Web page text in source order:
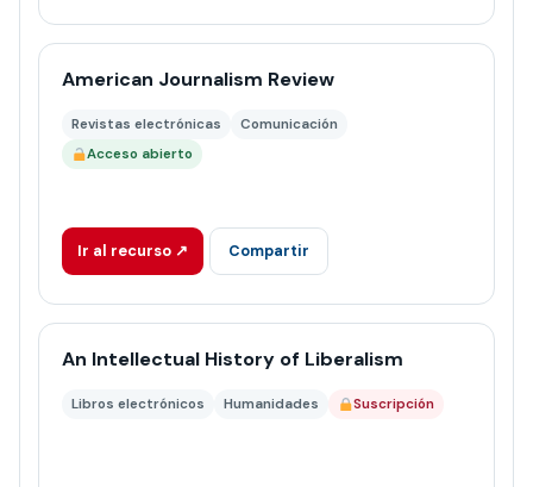
American Journalism Review
Revistas electrónicas
Comunicación
Acceso abierto
Ir al recurso ↗ Compartir
An Intellectual History of Liberalism
Libros electrónicos Humanidades Suscripción